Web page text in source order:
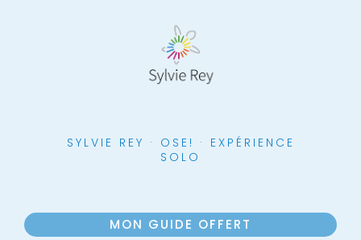
SYLVIE REY · OSE! · EXPÉRIENCE
SOLO
MON GUIDE OFFERT